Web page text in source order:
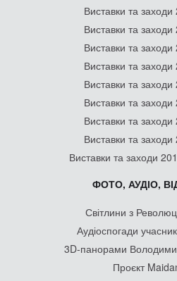
Виставки та
Виставки та
Виставки та
Виставки та
Виставки та
Виставки та
Виставки та
Виставки та
Виставки та заходи
ФОТО, АУДІО,
Світлини з
Аудіоспогади
3D-панорами
Проєкт